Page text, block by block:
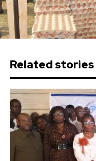
Related stories